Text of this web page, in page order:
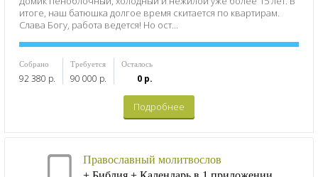
итоге, наш батюшка долгое время скитается по квартирам.
Слава Богу, работа ведется! Но ост...
Собрано
92 380 р.
Требуется
90 000 р.
Осталось
0 р.
Подробнее
Православный молитвослов